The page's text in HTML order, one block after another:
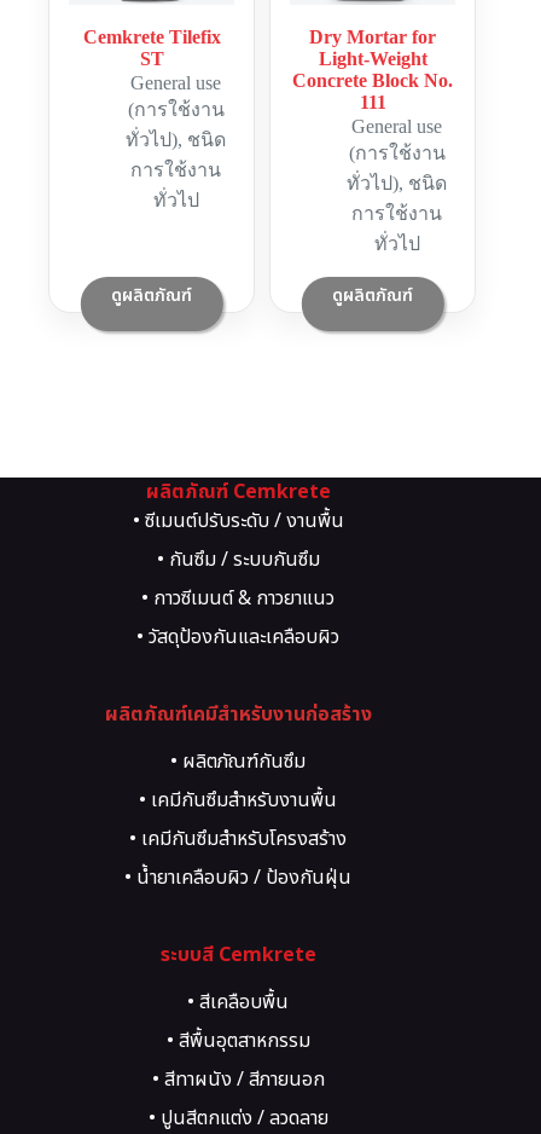
Cemkrete Tilefix
ST
General use
(การใช้งาน
ทั่วไป), ชนิด
การใช้งาน
ทั่วไป
ดูผลิตภัณฑ์
Dry Mortar for
Light-Weight
Concrete Block No.
111
General use
(การใช้งาน
ทั่วไป), ชนิด
การใช้งาน
ทั่วไป
ดูผลิตภัณฑ์
ผลิตภัณฑ์ Cemkrete
• ซีเมนต์ปรับระดับ / งานพื้น
• กันซึม / ระบบกันซึม
• กาวซีเมนต์ & กาวยาแนว
• วัสดุป้องกันและเคลือบผิว
• น้ำยาผสมคอนกรีต
• งานสีตกแต่งผิว
• ระบบพื้นอุตสาหกรรม
• อีพ็อกซี่ / พียู
• งานกระเบื้อง / ปูกระเบื้อง
ผลิตภัณฑ์เคมีสำหรับงานก่อสร้าง
• ผลิตภัณฑ์กันซึม
• เคมีกันซึมสำหรับงานพื้น
• เคมีกันซึมสำหรับโครงสร้าง
• น้ำยาเคลือบผิว / ป้องกันฝุ่น
• เคมีภัณฑ์สำหรับซ่อมรอยร้าว
ระบบสี Cemkrete
• สีเคลือบพื้น
• สีพื้นอุตสาหกรรม
• สีทาผนัง / สีภายนอก
• ปูนสีตกแต่ง / ลวดลาย